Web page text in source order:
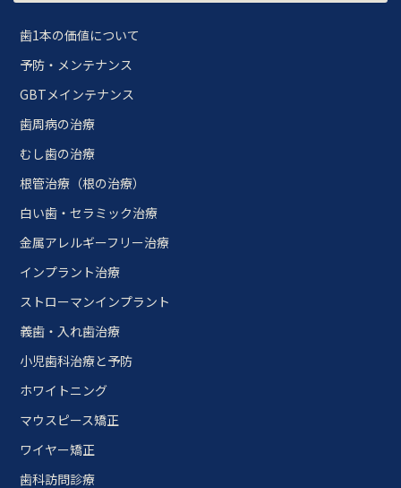
歯1本の価値について
予防・メンテナンス
GBTメインテナンス
歯周病の治療
むし歯の治療
根管治療（根の治療）
白い歯・セラミック治療
金属アレルギーフリー治療
インプラント治療
ストローマンインプラント
義歯・入れ歯治療
小児歯科治療と予防
ホワイトニング
マウスピース矯正
ワイヤー矯正
歯科訪問診療